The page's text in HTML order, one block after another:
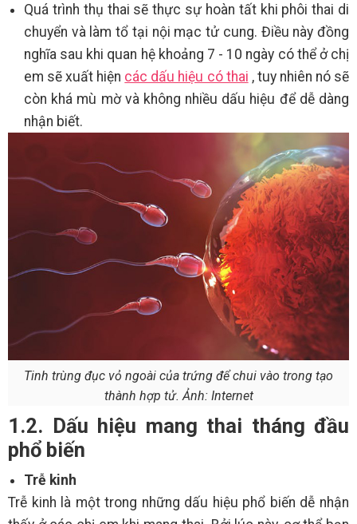
Quá trình thụ thai sẽ thực sự hoàn tất khi phôi thai di
chuyển và làm tổ tại nội mạc tử cung. Điều này đồng
nghĩa sau khi quan hệ khoảng 7 - 10 ngày có thể ở chị
em sẽ xuất hiện các dấu hiệu có thai , tuy nhiên nó sẽ
còn khá mù mờ và không nhiều dấu hiệu để dễ dàng
nhận biết.
Tinh trùng đục vỏ ngoài của trứng để chui vào trong tạo
thành hợp tử. Ảnh: Internet
1.2. Dấu hiệu mang thai tháng đầu
phổ biến
Trễ kinh
Trễ kinh là một trong những dấu hiệu phổ biến dễ nhận